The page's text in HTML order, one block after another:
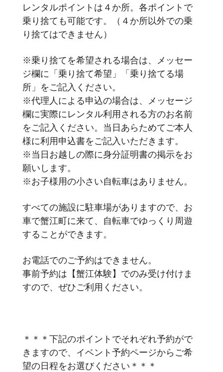
レンタルポイントは４か所。各ポイントで
乗り捨ても可能です。（４か所以外での乗
り捨てはできません）
※乗り捨てを希望される場合は、メッセー
ジ欄に「乗り捨て希望」「乗り捨てる場
所」をご記入ください。
※代理人による申込の場合は、メッセージ
欄に実際にレンタル利用される方のお名前
をご記入ください。当日あらためてご本人
様に利用申込書をご記入いただきます。
※当日お越しの際に身分証明書の掲示をお
願いします。
※お子様用の小さい自転車はありません。
すべての施設に駐車場がありますので、お
車で蟹江町に来て、自転車でゆっくり周遊
することができます。
お電話でのご予約はできません。
事前予約は【蟹江体験】でのみ受け付けま
すので、ぜひご利用ください。
＊＊＊下記のポイントでそれぞれ予約がで
きますので、イベント予約ページからご希
望の日程をお選びください＊＊＊